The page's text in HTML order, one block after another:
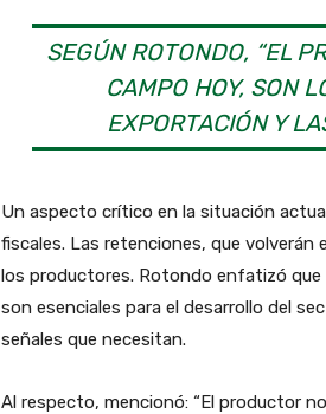
SEGÚN ROTONDO, “EL
CAMPO HOY, SON
EXPORTACIÓN Y
Un aspecto crítico en la situación
fiscales. Las retenciones, que volverán
los productores. Rotondo enfatizó que
son esenciales para el desarrollo del
señales que necesitan.
Al respecto, mencionó: “El productor